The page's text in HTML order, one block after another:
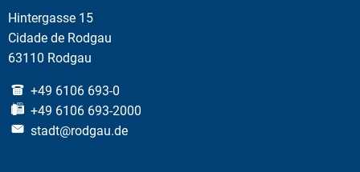
Hintergasse 15
Cidade de Rodgau
63110 Rodgau
+49 6106 693-0
+49 6106 693-2000
stadt@rodgau.de